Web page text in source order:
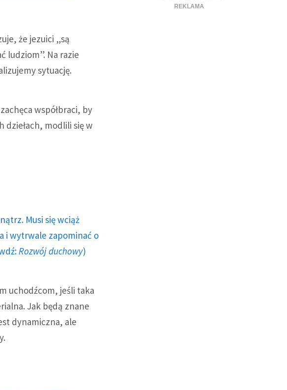
że jezuici „są
ludziom”. Na razie
sytuację.
współbraci, by
modlili się w
Musi się wciąż
i wytrwale zapominać o
Rozwój duchowy)
uchodźcom, jeśli taka
Jak będą znane
dynamiczna, ale